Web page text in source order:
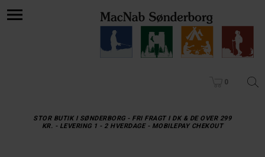
0
STOR BUTIK I SØNDERBORG - FRI FRAGT I DK & DE OVER 299
KR. - LEVERING 1 - 2 HVERDAGE - MOBILEPAY CHEKOUT